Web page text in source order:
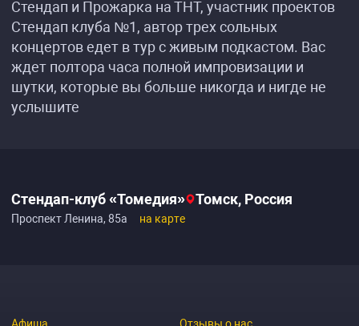
Стендап и Прожарка на ТНТ, участник проектов
Стендап клуба №1, автор трех сольных
концертов едет в тур с живым подкастом. Вас
ждет полтора часа полной импровизации и
шутки, которые вы больше никогда и нигде не
услышите
Стендап-клуб «Томедия» Томск, Россия
Проспект Ленина, 85а на карте